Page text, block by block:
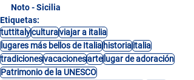
Noto - Sicilia
Etiquetas:
tuttitalyculturaviajar a italia
lugares más bellos de Italiahistoriaitalia
tradicionesvacacionesartelugar de adoración
Patrimonio de la UNESCO